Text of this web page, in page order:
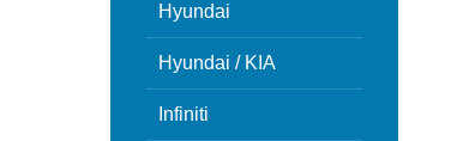
Hyundai
Hyundai / KIA
Infiniti